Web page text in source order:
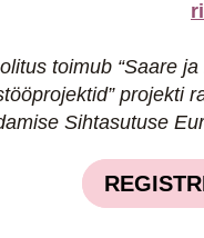
toimub “Saare
projekti
Sihtasutuse